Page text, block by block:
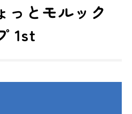
っとモルック
1st